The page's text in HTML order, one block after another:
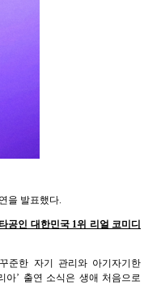
을 발표했다.
공인 대한민국 1위 리얼 코미디
준한 자기 관리와 아기자기한
아’ 출연 소식은 생애 처음으로